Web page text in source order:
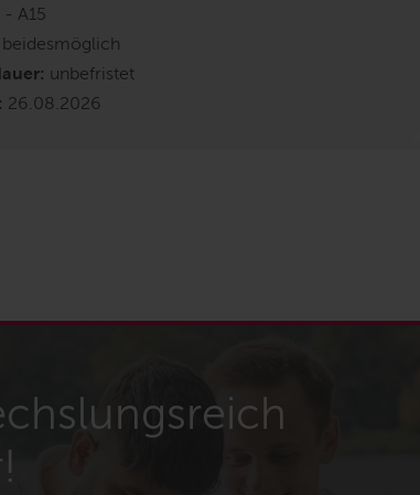
- A15
beidesmöglich
unbefristet
26.08.2026